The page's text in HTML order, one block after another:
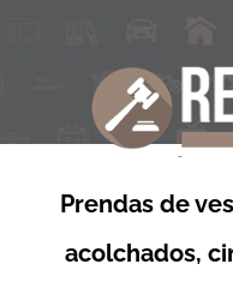
Prendas de
acolchados,